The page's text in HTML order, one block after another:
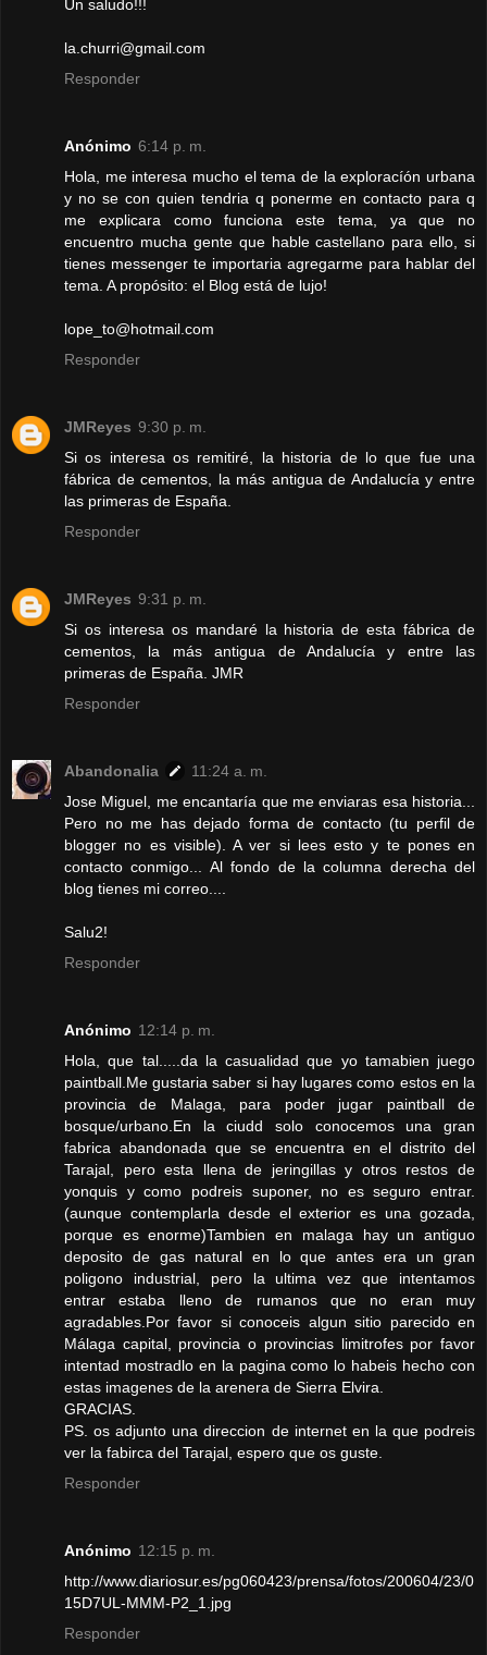
Un saludo!!!
la.churri@gmail.com
Responder
Anónimo 6:14 p. m.
Hola, me interesa mucho el tema de la exploracíón urbana
y no se con quien tendria q ponerme en contacto para q
me explicara como funciona este tema, ya que no
encuentro mucha gente que hable castellano para ello, si
tienes messenger te importaria agregarme para hablar del
tema. A propósito: el Blog está de lujo!
lope_to@hotmail.com
Responder
JMReyes 9:30 p. m.
Si os interesa os remitiré, la historia de lo que fue una
fábrica de cementos, la más antigua de Andalucía y entre
las primeras de España.
Responder
JMReyes 9:31 p. m.
Si os interesa os mandaré la historia de esta fábrica de
cementos, la más antigua de Andalucía y entre las
primeras de España. JMR
Responder
Abandonalia
11:24 a. m.
Jose Miguel, me encantaría que me enviaras esa historia...
Pero no me has dejado forma de contacto (tu perfil de
blogger no es visible). A ver si lees esto y te pones en
contacto conmigo... Al fondo de la columna derecha del
blog tienes mi correo....
Salu2!
Responder
Anónimo 12:14 p. m.
Hola, que tal.....da la casualidad que yo tamabien juego
paintball.Me gustaria saber si hay lugares como estos en la
provincia de Malaga, para poder jugar paintball de
bosque/urbano.En la ciudd solo conocemos una gran
fabrica abandonada que se encuentra en el distrito del
Tarajal, pero esta llena de jeringillas y otros restos de
yonquis y como podreis suponer, no es seguro entrar.
(aunque contemplarla desde el exterior es una gozada,
porque es enorme)Tambien en malaga hay un antiguo
deposito de gas natural en lo que antes era un gran
poligono industrial, pero la ultima vez que intentamos
entrar estaba lleno de rumanos que no eran muy
agradables.Por favor si conoceis algun sitio parecido en
Málaga capital, provincia o provincias limitrofes por favor
intentad mostradlo en la pagina como lo habeis hecho con
estas imagenes de la arenera de Sierra Elvira.
GRACIAS.
PS. os adjunto una direccion de internet en la que podreis
ver la fabirca del Tarajal, espero que os guste.
Responder
Anónimo 12:15 p. m.
http://www.diariosur.es/pg060423/prensa/fotos/200604/23/0
15D7UL-MMM-P2_1.jpg
Responder